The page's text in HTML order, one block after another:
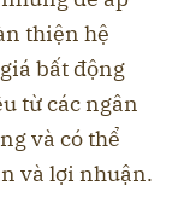
thiện hệ
bất động
từ các ngân
và có thể
và lợi nhuận.